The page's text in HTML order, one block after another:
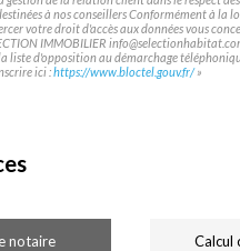
à nos conseillers Conformément à la
votre droit d'accès aux données vous
IMMOBILIER
liste d'opposition au démarchage
ici :https://www.bloctel.gouv.fr/»
notaire Calcul